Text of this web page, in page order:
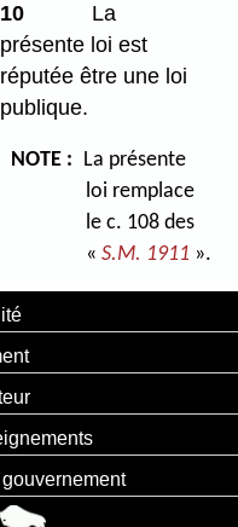
10
La
présente loi est
réputée être une loi
publique.
NOTE :
La présente
loi remplace
le c. 108 des
« S.M. 1911 ».